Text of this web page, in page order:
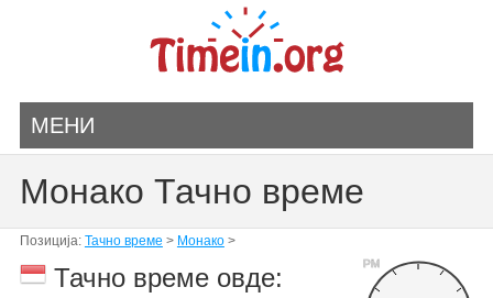
МЕНИ
Монако Тачно време
Позиција: Тачно време > Монако>
PM
Тачно време овде: